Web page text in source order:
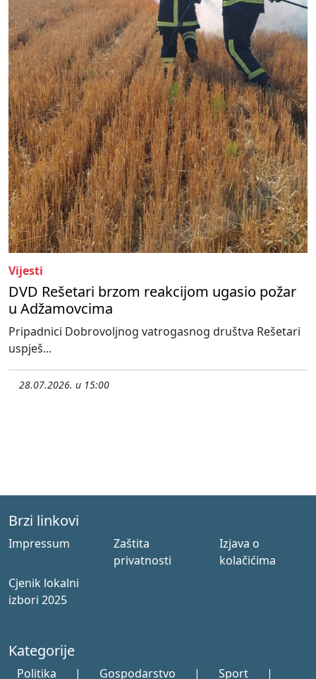
Vijesti
DVD Rešetari brzom reakcijom ugasio požar
u Adžamovcima
Pripadnici Dobrovoljnog vatrogasnog društva Rešetari
uspješ...
28.07.2026. u 15:00
Brzi linkovi
Impressum
Zaštita
privatnosti
Izjava o
kolačićima
Cjenik lokalni
izbori 2025
Kategorije
Politika | Gospodarstvo | Sport |